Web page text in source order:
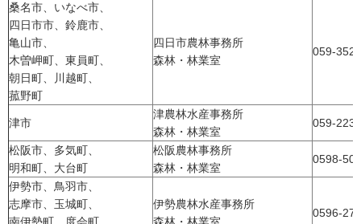
桑名市、いなべ市、
四日市市、鈴鹿市、
亀山市、
木曽岬町、東員町、
朝日町、川越町、
菰野町
四日市農林事務所
森林・林業室
059-
津市
津農林水産事務所
森林・林業室
059-
松阪市、多気町、
明和町、大台町
松阪農林事務所
森林・林業室
0598-
伊勢市、鳥羽市、
志摩市、玉城町、
伊勢農林水産事務所
0596-